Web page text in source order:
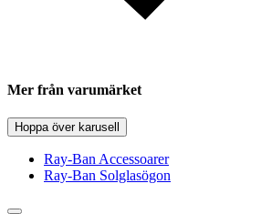
Mer från varumärket
Hoppa över karusell
Ray-Ban Accessoarer
Ray-Ban Solglasögon